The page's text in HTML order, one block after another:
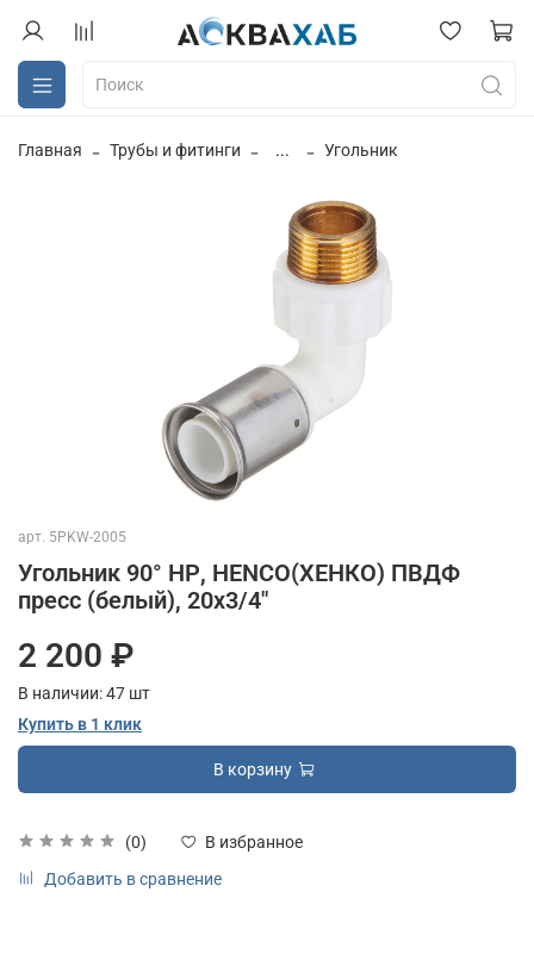
Главная Трубы и фитинги ... Угольник
арт. 5PKW-2005
Угольник 90° НР, HENCO(ХЕНКО) ПВДФ
пресс (белый), 20x3/4"
(0)
В избранное
Добавить в сравнение
2 200 ₽
В наличии:47 шт
Купить в 1 клик
В корзину